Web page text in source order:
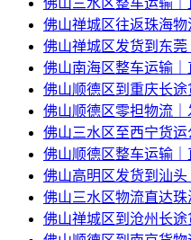
佛山三水区整车运输
佛山禅城区往返珠海
佛山禅城区发货到东
佛山南海区整车运输
佛山顺德区到重庆长
佛山顺德区零担物流
佛山三水区至西宁货
佛山顺德区整车运输
佛山高明区发货到汕
佛山三水区物流直达
佛山禅城区到沧州长